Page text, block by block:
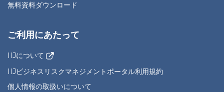
無料資料ダウンロード
ご利用にあたって
IIJについて
IIJビジネスリスクマネジメントポータル利用規約
個人情報の取扱いについて